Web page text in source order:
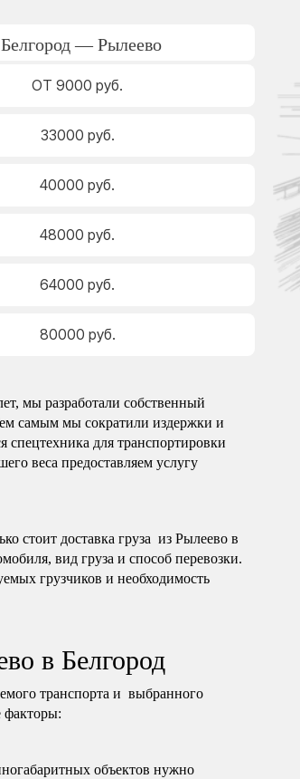
Белгород — Рылеево
ОТ 9000 руб.
33000 руб.
40000 руб.
48000 руб.
64000 руб.
80000 руб.
мы разработали собственный
самым мы сократили издержки и
для транспортировки
веса предоставляем услугу
стоит доставка груза из Рылеево в
вид груза и способ перевозки.
грузчиков и необходимость
в Белгород
транспорта и выбранного
факторы:
объектов нужно